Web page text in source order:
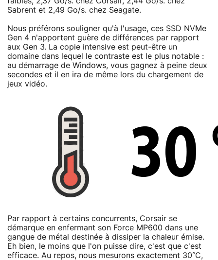
Sabrent et 2,49 Go/s. chez Seagate.
Nous préférons souligner qu'à l'usage, ces SSD NVMe
Gen 4 n'apportent guère de différences par rapport
aux Gen 3. La copie intensive est peut-être un
domaine dans lequel le contraste est le plus notable :
au démarrage de Windows, vous gagnez à peine deux
secondes et il en ira de même lors du chargement de
jeux vidéo.
Par rapport à certains concurrents, Corsair se
démarque en enfermant son Force MP600 dans une
gangue de métal destinée à dissiper la chaleur émise.
Eh bien, le moins que l'on puisse dire, c'est que c'est
efficace. Au repos, nous mesurons exactement 30°C,